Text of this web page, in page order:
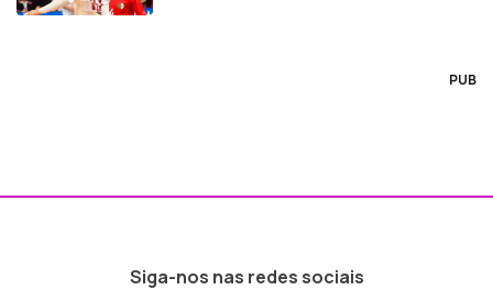
PUB
Siga-nos nas redes sociais